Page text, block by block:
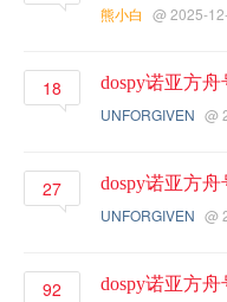
熊小白 @ 2025-
18
dospy诺亚方
UNFORGIVEN @
27
dospy诺亚方
UNFORGIVEN @
92
dospy诺亚方